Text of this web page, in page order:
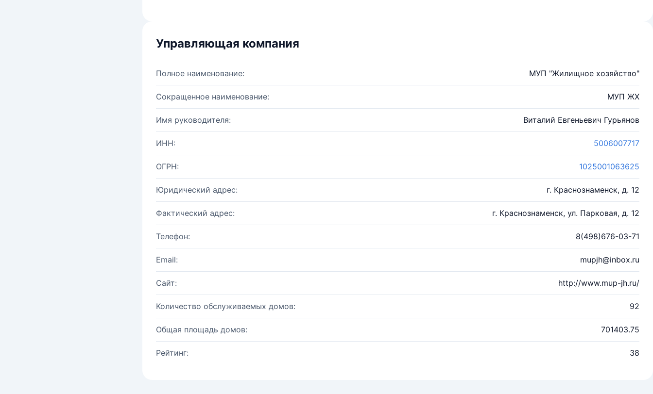
Управляющая компания
Полное наименование: МУП "Жилищное хозяйство"
Сокращенное наименование: МУП ЖХ
Имя руководителя: Виталий Евгеньевич Гурьянов
ИНН: 5006007717
ОГРН: 1025001063625
Юридический адрес: г. Краснознаменск, д. 12
Фактический адрес: г. Краснознаменск, ул. Парковая, д. 12
Телефон: 8(498)676-03-71
Email: mupjh@inbox.ru
Сайт: http://www.mup-jh.ru/
Количество обслуживаемых домов: 92
Общая площадь домов: 701403.75
Рейтинг: 38